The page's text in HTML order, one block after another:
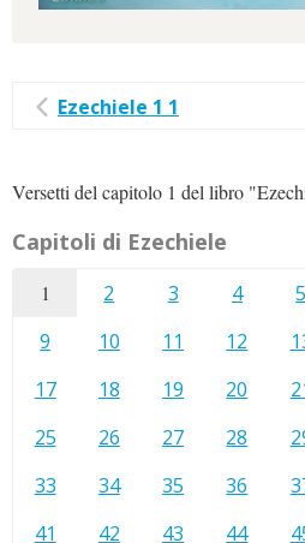
Ezechiele 1 1
Versetti del capitolo 1 del libro
Capitoli di Ezechiele
1 2 3 4 5
9
10 11 12
17
18 19 20
25
26 27 28
33
34 35 36
41
42 43 44